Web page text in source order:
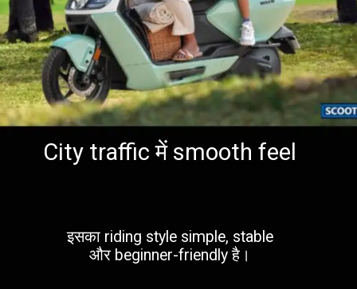
City traffic में smooth feel
इसका riding style simple, stable
और beginner-friendly है।